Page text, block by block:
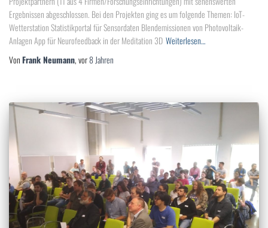
Ergebnissen abgeschlossen. Bei den Projekten ging es um folgende Themen: IoT-
Wetterstation Statistikportal für Sensordaten Blendemissionen von Photovoltaik-
Anlagen App für Neurofeedback in der Meditation 3D Weiterlesen…
VonFrank Neumann, vor8 Jahren